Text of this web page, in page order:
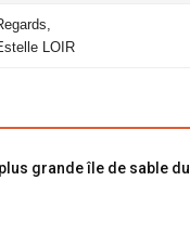
LOIR
grande île de sable du